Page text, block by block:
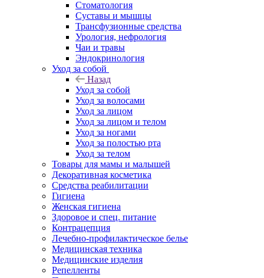
Стоматология
Суставы и мышцы
Трансфузионные средства
Урология, нефрология
Чаи и травы
Эндокринология
Уход за собой
Назад
Уход за собой
Уход за волосами
Уход за лицом
Уход за лицом и телом
Уход за ногами
Уход за полостью рта
Уход за телом
Товары для мамы и малышей
Декоративная косметика
Средства реабилитации
Гигиена
Женская гигиена
Здоровое и спец. питание
Контрацепция
Лечебно-профилактическое белье
Медицинская техника
Медицинские изделия
Репелленты